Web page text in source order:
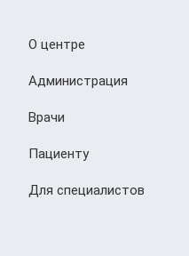
О центре
Администрация
Врачи
Пациенту
Для специалистов